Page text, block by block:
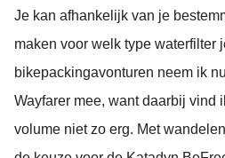
Je kan afhankelijk van je
maken voor welk type waterfilter
bikepackingavonturen neem ik
Wayfarer mee, want daarbij vind
volume niet zo erg. Met